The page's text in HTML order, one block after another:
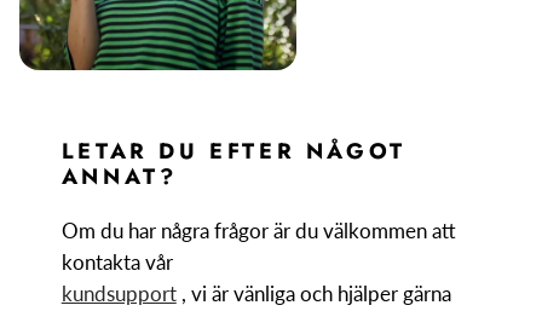
LETAR DU EFTER NÅGOT
ANNAT?
Om du har några frågor är du välkommen att
kontakta vår
kundsupport, vi är vänliga och hjälper gärna